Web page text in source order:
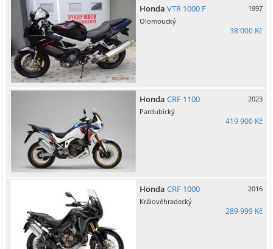
Honda VTR 1000 F
1997
Olomoucký
38 000 Kč
Honda CRF 1100
2023
Pardubický
419 900 Kč
Honda CRF 1000
2016
Královéhradecký
289 999 Kč